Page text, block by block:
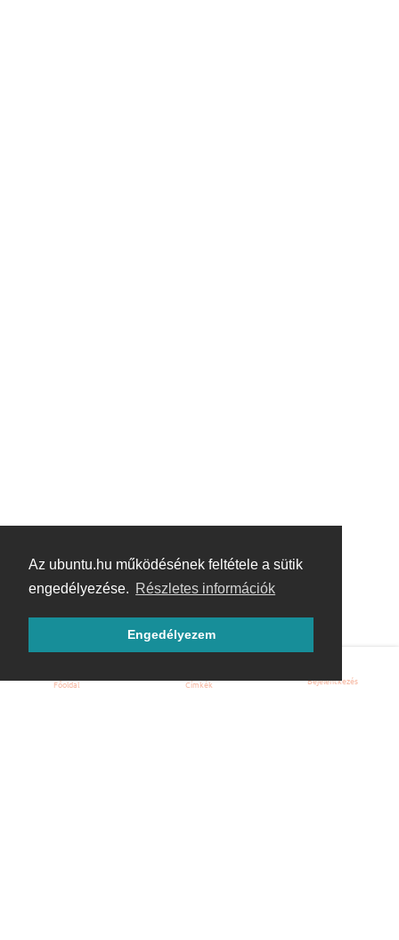
Az ubuntu.hu működésének feltétele a sütik
engedélyezése. Részletes információk
Engedélyezem
Főoldal Címkék Bejelentkezés